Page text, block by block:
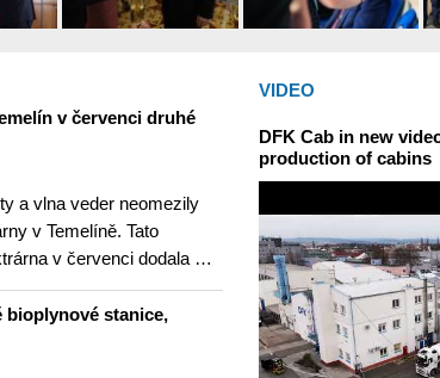
v červenci druhé
a vlna veder neomezily
v Temelíně. Tato
v červenci dodala …
bioplynové stanice,
VIDEO
DFK Cab in new
production of cabins